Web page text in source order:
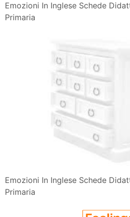
Emozioni In Inglese Schede
Primaria
Emozioni In Inglese Schede
Primaria